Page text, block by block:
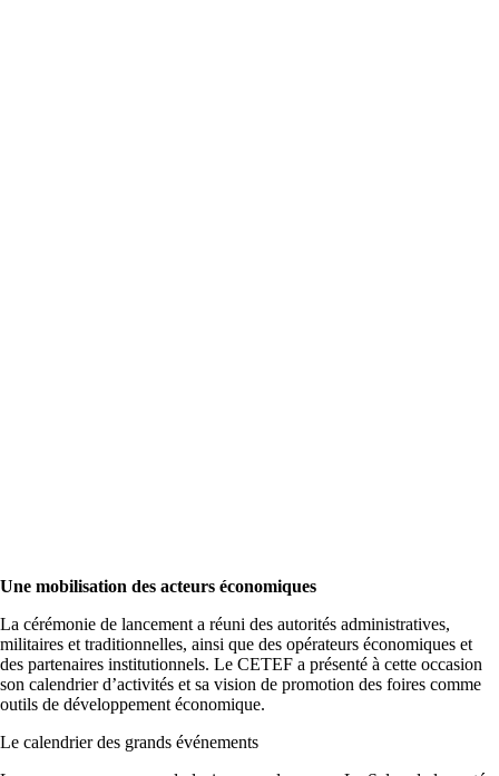
Une mobilisation des acteurs économiques
La cérémonie de lancement a réuni des autorités administratives,
militaires et traditionnelles, ainsi que des opérateurs économiques et
des partenaires institutionnels. Le CETEF a présenté à cette occasion
son calendrier d’activités et sa vision de promotion des foires comme
outils de développement économique.
Le calendrier des grands événements